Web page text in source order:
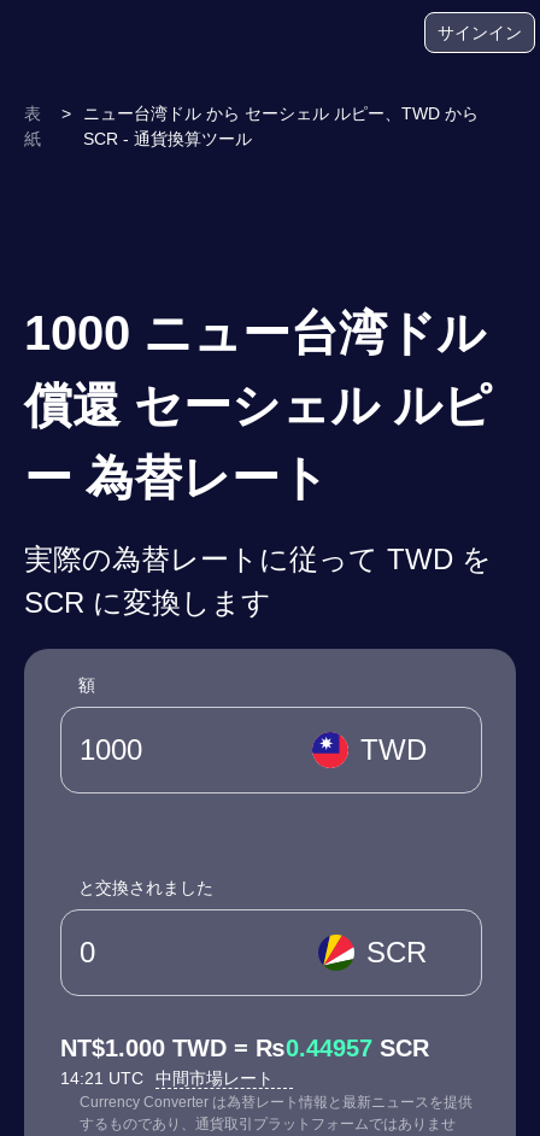
サインイン
表
紙
>
ニュー台湾ドル から セーシェル ルピー、TWD から
SCR - 通貨換算ツール
1000 ニュー台湾ドル
償還 セーシェル ルピ
ー 為替レート
実際の為替レートに従って TWD を
SCR に変換します
額
TWD
と交換されました
SCR
NT$1.000 TWD = ₨0.44957 SCR
14:21 UTC 中間市場レート
Currency Converter は為替レート情報と最新ニュースを提供
するものであり、通貨取引プラットフォームではありませ